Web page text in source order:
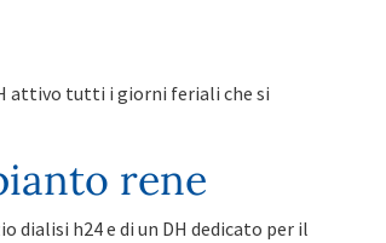
attivo tutti i giorni feriali che si
rene
dialisi h24 e di un DH dedicato per il